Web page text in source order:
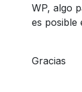
WP, algo
es posible
Gracias